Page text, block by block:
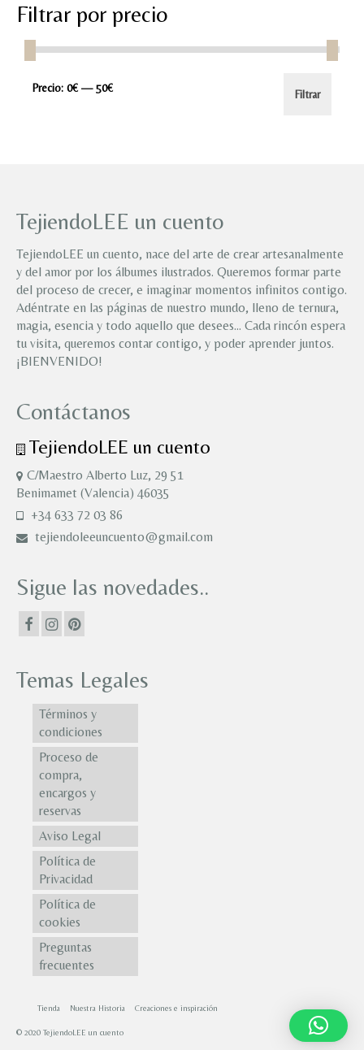
Filtrar por precio
Precio
Precio
Filtrar
Precio: 0€ —50€
TejiendoLEE un cuento
TejiendoLEE un cuento, nace del arte de crear artesanalmente
y del amor por los álbumes ilustrados. Queremos formar parte
del proceso de crecer, e imaginar momentos infinitos contigo.
Adéntrate en las páginas de nuestro mundo, lleno de ternura,
magia, esencia y todo aquello que desees… Cada rincón espera
tu visita, queremos contar contigo, y poder aprender juntos.
¡BIENVENIDO!
Contáctanos
TejiendoLEE un cuento
C/Maestro Alberto Luz, 29 51
Benimamet (Valencia) 46035
+34 633 72 03 86
tejiendoleeuncuento@gmail.com
Sigue las novedades..
Temas Legales
Términos y
condiciones
Proceso de
compra,
encargos y
reservas
Aviso Legal
Política de
Privacidad
Política de
cookies
Preguntas
frecuentes
Tienda Nuestra Historia Creaciones e inspiración
© 2020 TejiendoLEE un cuento